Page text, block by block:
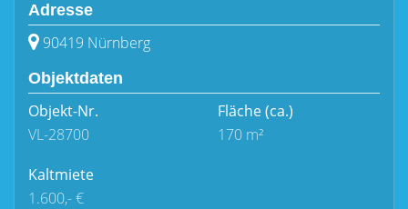
Adresse
90419 Nürnberg
Objektdaten
Objekt-Nr.
VL-28700
Fläche(ca.)
170 m²
Kaltmiete
1.600,- €